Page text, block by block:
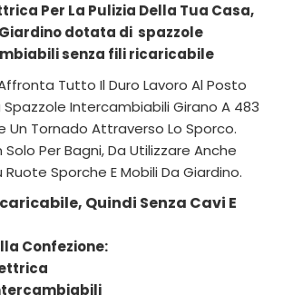
Per La Pulizia Della Tua Casa,
dotata di spazzole
senza fili ricaricabile
Tutto Il Duro Lavoro Al Posto
Spazzole Intercambiabili Girano A 483
Un Tornado Attraverso Lo Sporco.
Per Bagni, Da Utilizzare Anche
Ruote Sporche E Mobili Da Giardino.
Quindi Senza Cavi E
Confezione: